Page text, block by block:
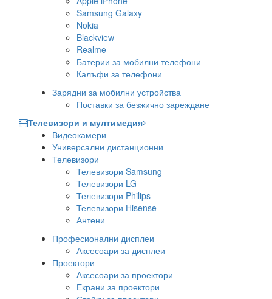
Samsung Galaxy
Nokia
Blackview
Realme
Батерии за мобилни телефони
Калъфи за телефони
Зарядни за мобилни устройства
Поставки за безжично зареждане
Телевизори и мултимедия
Видеокамери
Универсални дистанционни
Телевизори
Телевизори Samsung
Телевизори LG
Телевизори Philips
Телевизори Hisense
Антени
Професионални дисплеи
Аксесоари за дисплеи
Проектори
Аксесоари за проектори
Екрани за проектори